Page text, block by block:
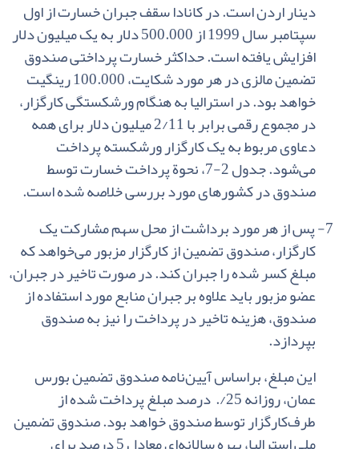
دینار اردن‌ است‌. در کانادا سقف‌ جبران‌ خسارت‌ از اول‌
سپتامبر سال‌ 1999 از 500.000دلار به‌ یک‌ میلیون‌ دلار
افزایش‌ یافته‌ است‌. حداکثر خسارت‌ پرداختی‌ صندوق‌
تضمین‌ مالزی‌ در هر مورد شکایت‌،100.000رینگیت‌
خواهد بود. در استرالیا به‌ هنگام‌ ورشکستگی‌ کارگزار،
در مجموع‌ رقمی‌ برابر با2/11میلیون‌ دلار برای ‌همه‌
دعاوی‌ مربوط به‌ یک‌ کارگزار ورشکسته‌ پرداخت‌
می‌شود. جدول‌2-7 ، نحوة‌ پرداخت‌ خسارت‌ توسط
صندوقدر کشورهای‌ مورد بررسی‌ خلاصه‌ شده‌ است‌.
7- پ س‌ از هر مورد برداشت‌ از محل‌ سهم‌ مشارکت‌ یک‌
کارگزار، صندوق‌ تضمین‌ از کارگزار مزبور می‌خواهد که
‌مبلغ‌ کسر شده‌ را جبران‌ کند. در صورت‌ تاخیر در جبران‌،
عضو مزبور باید علاوه‌ بر جبران‌ منابع‌ مورد استفاده‌ از
صندوق‌، هزینه‌ تاخیر در پرداخت‌ را نیز به‌ صندوق‌
بپردازد.
این‌ مبلغ‌، براساس‌ آیین‌نامه‌ صندوق‌ تضمین‌ بورس‌
عمان‌، روزانه25/. درصد مبلغ‌ پرداخت‌ شده‌ از
طرف‌کارگزار توسط صندوق‌ خواهد بود. صندوق‌ تضمین‌